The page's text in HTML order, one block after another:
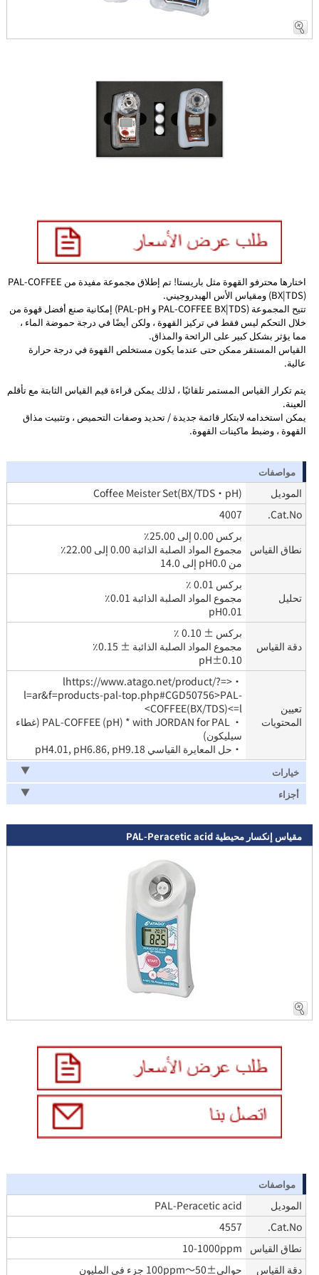
اختارها محترفو القهوة مثل باريستا! تم إطلاق مجموعة مفيدة من PAL-COFFEE
(BX|TDS) ومقياس الأس الهيدروجيني.
تتيح المجموعة (PAL-COFFEE BX|TDS و PAL-pH) إمكانية صنع أفضل قهوة من
خلال التحكم ليس فقط في تركيز القهوة ، ولكن أيضًا في درجة حموضة الماء ،
مما يؤثر بشكل كبير على الرائحة والمذاق.
القياس المستقر ممكن حتى عندما يكون مستخلص القهوة في درجة حرارة
عالية.
يتم تكرار القياس المستمر تلقائيًا ، لذلك يمكن قراءة قيم القياس الثابتة مع تأقلم
العينة.
يمكن استخدامه لابتكار قائمة جديدة / تحديد وصفات التحميص ، وتثبيت مذاق
القهوة ، وضبط ماكينات القهوة.
مواصفات
الموديل
Coffee Meister Set(BX/TDS・pH)
Cat.No.
4007
نطاق القياس
بركس 0.00 إلى 25.00٪
مجموع المواد الصلبة الذائبة 0.00 إلى 22.00٪
من pH0.0 إلى 14.0
تحليل
بركس 0.01 ٪
مجموع المواد الصلبة الذائبة 0.01٪
pH0.01
دقة القياس
بركس ± 0.10 ٪
مجموع المواد الصلبة الذائبة ± 0.15٪
pH±0.10
تعيين
المحتويات
・<=lhttps://www.atago.net/product/?
l=ar&f=products-pal-top.php#CGD50756>PAL-
COFFEE(BX/TDS)<=l>
・ PAL-COFFEE (pH) * with JORDAN for PAL (غطاء
سيليكون)
・حل المعايرة القياسي pH4.01, pH6.86, pH9.18
خيارات
أجزاء
مقياس إنكسار محيطية PAL-Peracetic acid
مواصفات
الموديل
PAL-Peracetic acid
Cat.No.
4557
نطاق القياس
10-1000ppm
دقة القياس
حوالي±50～100ppm جزء في المليون